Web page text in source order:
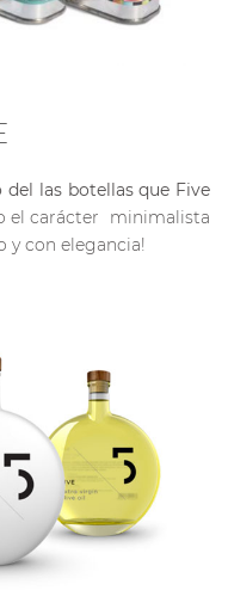
del las botellas que Five
el carácter minimalista
y con elegancia!